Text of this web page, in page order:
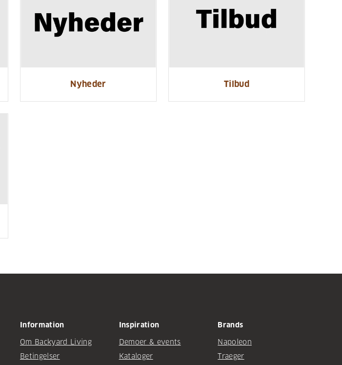
Nyheder Tilbud
Information
Om Backyard Living
Betingelser
Inspiration
Demoer & events
Kataloger
Brands
Napoleon
Traeger